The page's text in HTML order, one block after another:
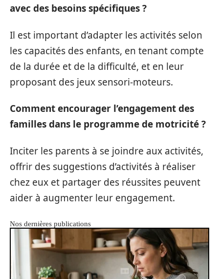
avec des besoins spécifiques ?
Il est important d’adapter les activités selon
les capacités des enfants, en tenant compte
de la durée et de la difficulté, et en leur
proposant des jeux sensori-moteurs.
Comment encourager l’engagement des
familles dans le programme de motricité ?
Inciter les parents à se joindre aux activités,
offrir des suggestions d’activités à réaliser
chez eux et partager des réussites peuvent
aider à augmenter leur engagement.
Nos dernières publications